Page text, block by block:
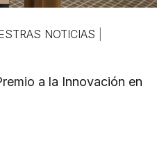
NOTICIAS
a la Innovación en